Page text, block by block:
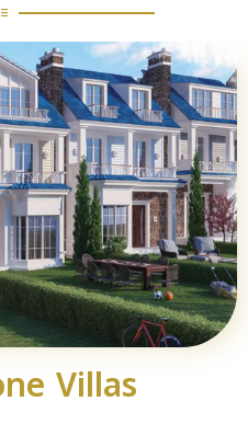
Villas